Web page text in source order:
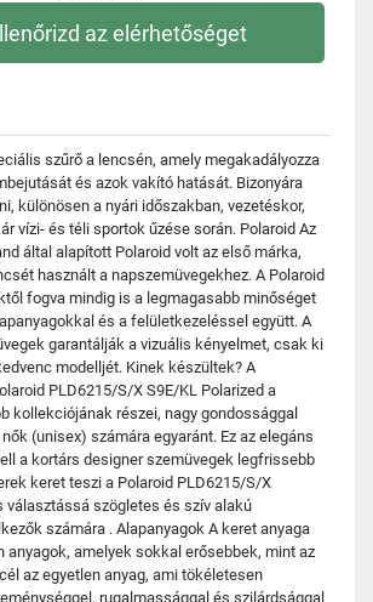
az elérhetőséget
szűrő a lencsén, amely megakadályozza
és azok vakító hatását. Bizonyára
különösen a nyári időszakban, vezetéskor,
vízi- és téli sportok űzése során. Polaroid Az
által alapított Polaroid volt az első márka,
használt a napszemüvegekhez. A Polaroid
fogva mindig is a legmagasabb minőséget
és a felületkezeléssel együtt. A
garantálják a vizuális kényelmet, csak ki
modelljét. Kinek készültek? A
PLD6215/S/X S9E/KL Polarized a
kollekciójának részei, nagy gondossággal
(unisex) számára egyaránt. Ez az elegáns
a kortárs designer szemüvegek legfrissebb
keret teszi a Polaroid PLD6215/S/X
választássá szögletes és szív alakú
számára . Alapanyagok A keret anyaga
anyagok, amelyek sokkal erősebbek, mint az
az egyetlen anyag, ami tökéletesen
rugalmassággal és szilárdsággal